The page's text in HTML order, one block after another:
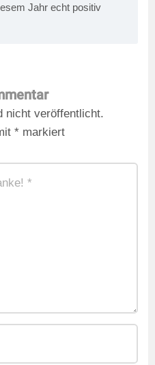
Jahr echt positiv
nicht veröffentlicht.
* markiert